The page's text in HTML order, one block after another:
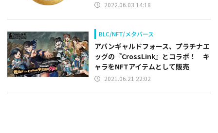
2022.06.03 14:18
BLC/NFT/メタバース
アバンギャルドフォース、プラチナエ
ッグの『CrossLink』とコラボ！ キ
ャラをNFTアイテムとして販売
2021.06.21 22:02